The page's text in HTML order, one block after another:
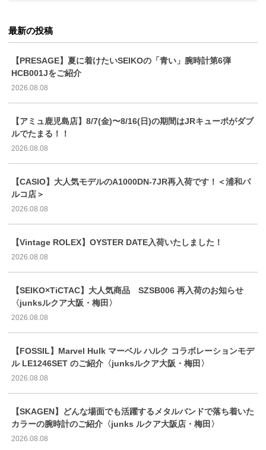
最新の投稿
【PRESAGE】夏に着けたいSEIKOの「青い」腕時計第6弾
HCB001Jをご紹介
2026.08.08
【アミュ鹿児島店】8/7(金)〜8/16(日)の期間はJRキューポがダブ
ルでたまる！！
2026.08.08
【CASIO】大人気モデルのA1000DN-7JR再入荷です！＜浦和パ
ルコ店＞
2026.08.08
【Vintage ROLEX】OYSTER DATE入荷いたしました！
2026.08.08
【SEIKO×TiCTAC】大人気商品 SZSB006 再入荷のお知らせ
〈junksルクア大阪・梅田〉
2026.08.08
【FOSSIL】Marvel Hulk マーベル ハルク コラボレーションモデ
ル LE1246SET のご紹介〈junksルクア大阪・梅田〉
2026.08.08
【SKAGEN】どんな場面でも活躍するメタルバンドで落ち着いた
カラーの腕時計のご紹介〈junks ルクア大阪店・梅田〉
2026.08.08